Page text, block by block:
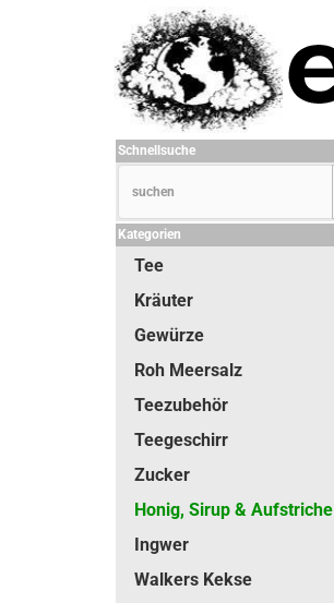
Schnellsuche
Kategorien
Tee
Kräuter
Gewürze
Roh Meersalz
Teezubehör
Teegeschirr
Zucker
Honig, Sirup & Aufstriche
Ingwer
Walkers Kekse